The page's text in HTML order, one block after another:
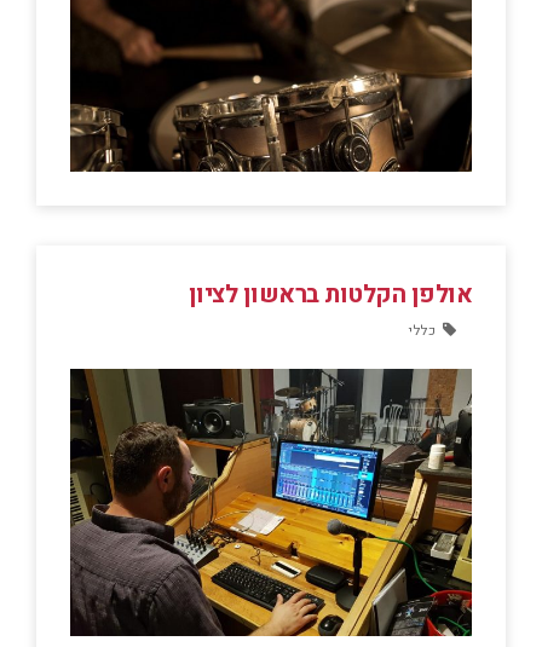
אולפן הקלטות בראשון לציון
כללי